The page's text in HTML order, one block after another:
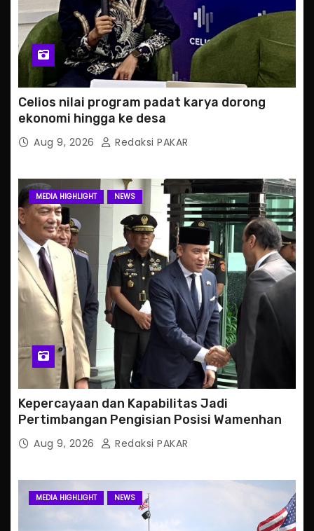
Celios nilai program padat karya dorong
ekonomi hingga ke desa
Aug 9, 2026 Redaksi PAKAR
MEDIA HIGHLIGHT NEWS
Kepercayaan dan Kapabilitas Jadi
Pertimbangan Pengisian Posisi Wamenhan
Aug 9, 2026 Redaksi PAKAR
MEDIA HIGHLIGHT NEWS